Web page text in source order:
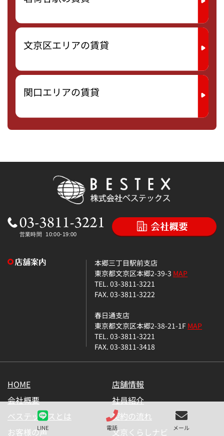
LINE 電話 メール
文京区エリアの賃貸
関口エリアの賃貸
本郷三丁目駅前支店
東京都文京区本郷2-39-3 MAP
TEL. 03-3811-3221
FAX. 03-3811-3222
春日通支店
東京都文京区本郷2-38-21-1FMAP
TEL. 03-3811-3221
FAX. 03-3811-3418
HOME
店舗情報
会社概要
社員紹介
ベステックスとは
契約の流れ
お客様の声
文京くらしナビ